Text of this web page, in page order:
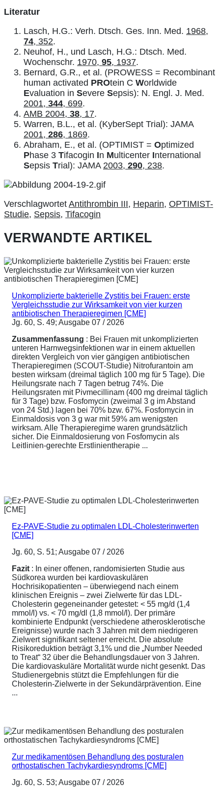
Literatur
Lasch, H.G.: Verh. Dtsch. Ges. Inn. Med. 1968,
74, 352.
Neuhof, H., und Lasch, H.G.: Dtsch. Med.
Wochenschr. 1970, 95, 1937.
Bernard, G.R., et al. (PROWESS = Recombinant
human activated PROtein C Worldwide
Evaluation in Severe Sepsis): N. Engl. J. Med.
2001, 344, 699.
AMB 2004, 38, 17.
Warren, B.L., et al. (KyberSept Trial): JAMA
2001, 286, 1869.
Abraham, E., et al. (OPTIMIST = Optimized
Phase 3 Tifacogin In Multicenter International
Sepsis Trial): JAMA 2003, 290, 238.
Verschlagwortet Antithrombin III, Heparin, OPTIMIST-
Studie, Sepsis, Tifacogin
VERWANDTE ARTIKEL
Unkomplizierte bakterielle Zystitis bei Frauen: erste
Vergleichsstudie zur Wirksamkeit von vier kurzen
antibiotischen Therapieregimen [CME]
Jg. 60, S. 49; Ausgabe 07 / 2026
Zusammenfassung : Bei Frauen mit unkomplizierten
unteren Harnwegsinfektionen war in einem aktuellen
direkten Vergleich von vier gängigen antibiotischen
Therapieregimen (SCOUT-Studie) Nitrofurantoin am
besten wirksam (dreimal täglich 100 mg für 5 Tage). Die
Heilungsrate nach 7 Tagen betrug 74%. Die
Heilungsraten mit Pivmecillinam (400 mg dreimal täglich
für 3 Tage) bzw. Fosfomycin (zweimal 3 g im Abstand
von 24 Std.) lagen bei 70% bzw. 67%. Fosfomycin in
Einmaldosis von 3 g war mit 59% am wenigsten
wirksam. Alle Therapieregime waren grundsätzlich
sicher. Die Einmaldosierung von Fosfomycin als
Leitlinien-gerechte Erstlinientherapie ...
Ez-PAVE-Studie zu optimalen LDL-Cholesterinwerten
[CME]
Jg. 60, S. 51; Ausgabe 07 / 2026
Fazit : In einer offenen, randomisierten Studie aus
Südkorea wurden bei kardiovaskulären
Hochrisikopatienten – überwiegend nach einem
klinischen Ereignis – zwei Zielwerte für das LDL-
Cholesterin gegeneinander getestet: < 55 mg/d (1,4
mmol/l) vs. < 70 mg/dl (1,8 mmol/l). Der primäre
kombinierte Endpunkt (verschiedene atherosklerotische
Ereignisse) wurde nach 3 Jahren mit dem niedrigeren
Zielwert signifikant seltener erreicht. Die absolute
Risikoreduktion beträgt 3,1% und die „Number Needed
to Treat“ 32 über die Behandlungsdauer von 3 Jahren.
Die kardiovaskuläre Mortalität wurde nicht gesenkt. Das
Studienergebnis stützt die Empfehlungen für die
Cholesterin-Zielwerte in der Sekundärprävention. Eine
...
Zur medikamentösen Behandlung des posturalen
orthostatischen Tachykardiesyndroms [CME]
Jg. 60, S. 53; Ausgabe 07 / 2026